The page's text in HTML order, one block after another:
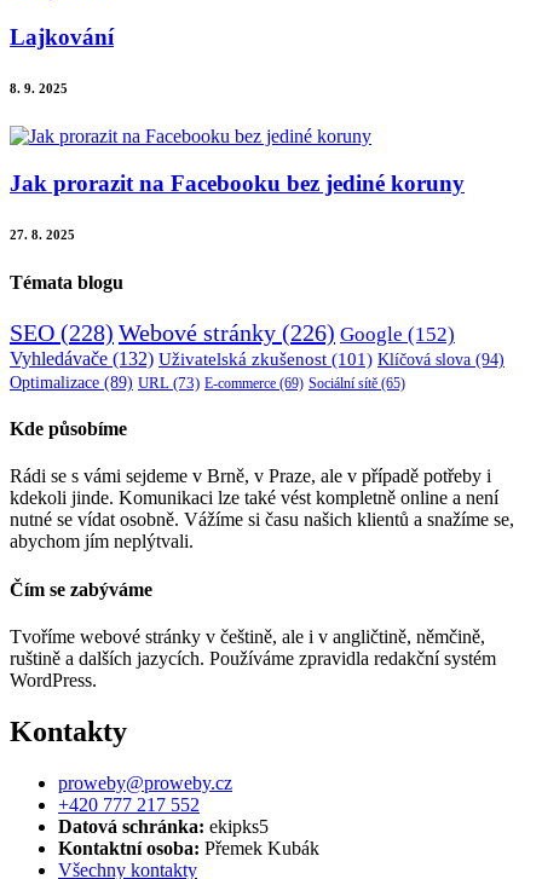
Lajkování
8. 9. 2025
Jak prorazit na Facebooku bez jediné koruny
27. 8. 2025
Témata blogu
SEO (228) Webové stránky (226) Google (152)
Vyhledávače (132) Uživatelská zkušenost (101) Klíčová slova (94)
Optimalizace (89) URL (73) E-commerce (69) Sociální sítě (65)
Kde působíme
Rádi se s vámi sejdeme v Brně, v Praze, ale v případě potřeby i
kdekoli jinde. Komunikaci lze také vést kompletně online a není
nutné se vídat osobně. Vážíme si času našich klientů a snažíme se,
abychom jím neplýtvali.
Čím se zabýváme
Tvoříme webové stránky v češtině, ale i v angličtině, němčině,
ruštině a dalších jazycích. Používáme zpravidla redakční systém
WordPress.
Kontakty
proweby@proweby.cz
+420 777 217 552
Datová schránka: ekipks5
Kontaktní osoba: Přemek Kubák
Všechny kontakty